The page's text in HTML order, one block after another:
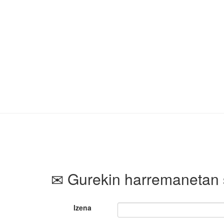
Gurekin harremanetan
Izena